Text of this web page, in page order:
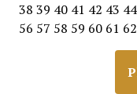
38 39 40 41 42 43 44
56 57 58 59 60 61 62